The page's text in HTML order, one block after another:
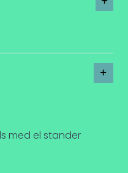
med el stander